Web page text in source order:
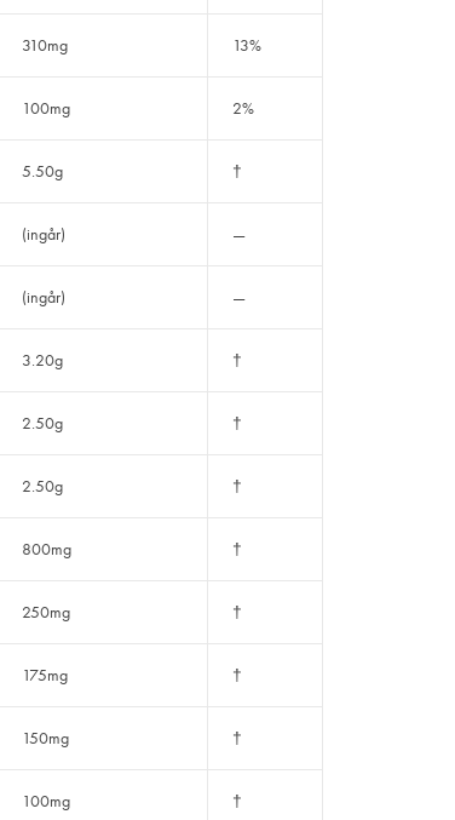
310mg 13%
100mg 2%
5.50g †
(ingår) —
(ingår) —
3.20g †
2.50g †
2.50g †
800mg †
250mg †
175mg †
150mg †
100mg †